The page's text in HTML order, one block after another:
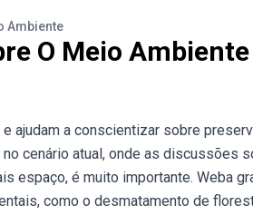
Ambiente
O Meio Ambiente
ajudam a conscientizar sobre
cenário atual, onde as discussões
espaço, é muito importante. Weba
como o desmatamento de